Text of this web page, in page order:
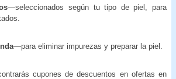
—seleccionados según tu tipo de piel, para
—para eliminar impurezas y preparar la piel.
cupones de descuentos en ofertas en